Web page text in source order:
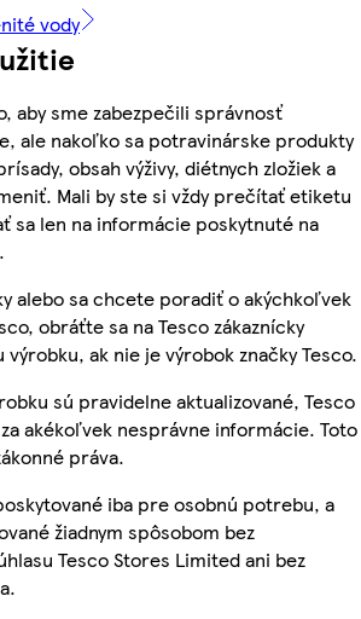
vody
aby sme zabezpečili správnosť
ale nakoľko sa potravinárske produkty
obsah výživy, diétnych zložiek a
Mali by ste si vždy prečítať etiketu
sa len na informácie poskytnuté na
alebo sa chcete poradiť o akýchkoľvek
obráťte sa na Tesco zákaznícky
ak nie je výrobok značky Tesco.
sú pravidelne aktualizované, Tesco
akékoľvek nesprávne informácie. Toto
práva.
iba pre osobnú potrebu, a
žiadnym spôsobom bez
Tesco Stores Limited ani bez